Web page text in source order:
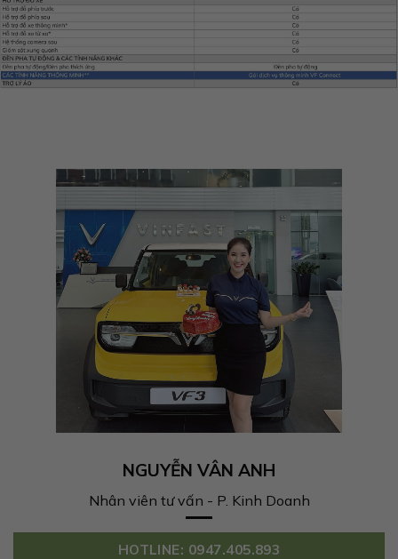
NGUYỄN VÂN ANH
Nhân viên tư vấn - P. Kinh Doanh
HOTLINE: 0947.405.893